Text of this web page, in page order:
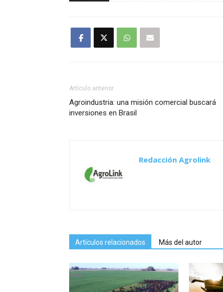
Artículo anterior
Agroindustria: una misión comercial buscará
inversiones en Brasil
Redacción Agrolink
Artículos relacionados Más del autor